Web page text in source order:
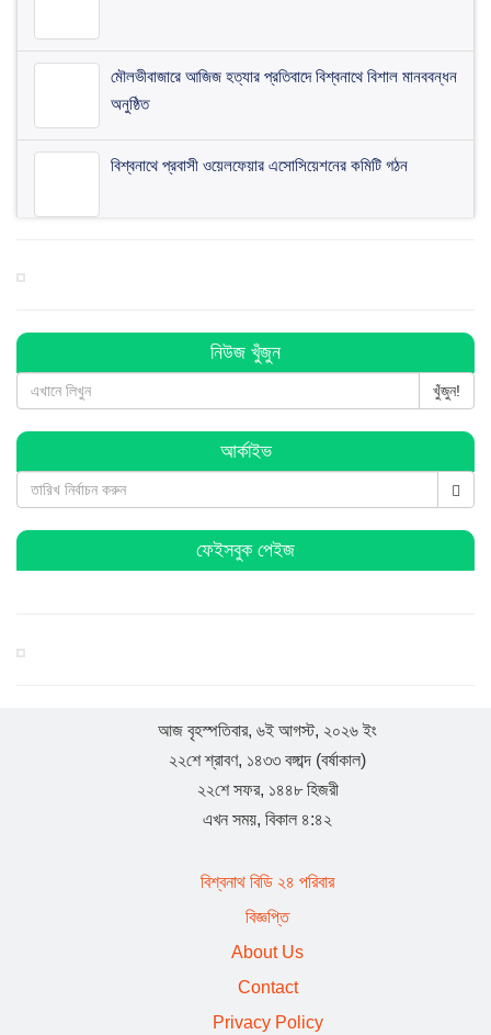
মৌলভীবাজারে আজিজ হত্যার প্রতিবাদে বিশ্বনাথে বিশাল মানববন্ধন
অনুষ্ঠিত
বিশ্বনাথে প্রবাসী ওয়েলফেয়ার এসোসিয়েশনের কমিটি গঠন
বিশ্বনাথে ব্যবসায়ীর ৭ লাখ টাকা চুরি, থানায় অভিযোগ
বিশ্বনাথে পূজা উদযাপন পরিষদের কমিটি গঠন : সভাপতি সুনিল
সামছুল ইসলাম
বিশ্বনাথে প্রবাসী বাবুল মিয়ার উদ্যোগে শতাধিক শিক্ষার্থীর মাঝে
শিক্ষা সামগ্রী বিতরণ
যুক্তরাজ্য ‘হাল ও ইস্ট রাইডিং’ যুবদলের পূর্ণাঙ্গ কমিটি : যুগ্ম
নিউজ খুঁজুন
খুঁজুন!
আর্কাইভ
ফেইসবুক পেইজ
আজ বৃহস্পতিবার, ৬ই আগস্ট, ২০২৬ ইং
২২শে শ্রাবণ, ১৪৩৩ বঙ্গাব্দ (বর্ষাকাল)
২২শে সফর, ১৪৪৮ হিজরী
এখন সময়, বিকাল ৪:৪২
বিশ্বনাথ বিডি ২৪ পরিবার
বিজ্ঞপ্তি
About Us
Contact
Privacy Policy